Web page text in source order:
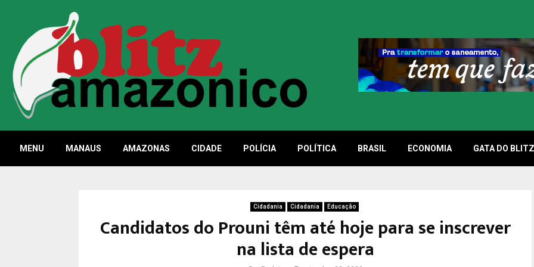
MENU MANAUS AMAZONAS CIDADE POLÍCIA POLÍTICA BRASIL ECONOMIA GATA DO BLITZ
Cidadania Cidadania Educação
Candidatos do Prouni têm até hoje para se inscrever
na lista de espera